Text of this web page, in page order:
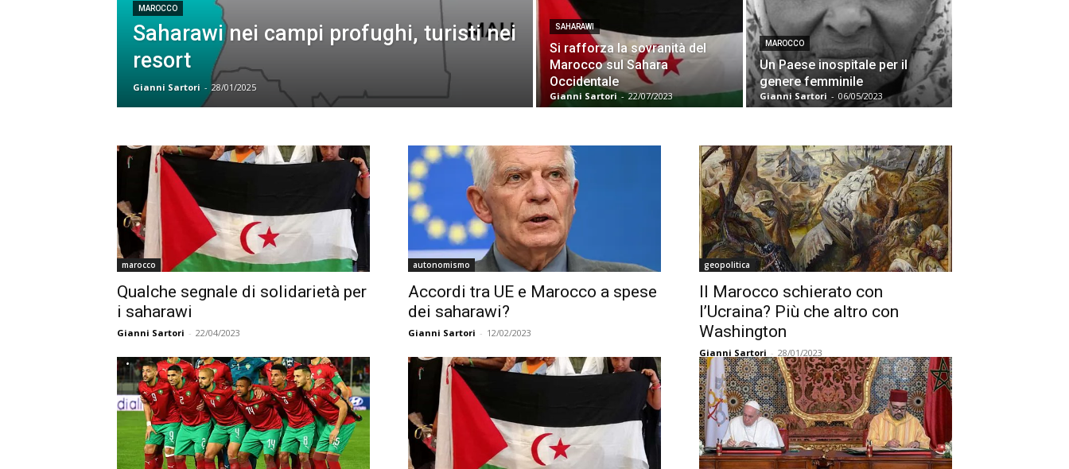
MAROCCO
Saharawi nei campi profughi, turisti nei
resort
Gianni Sartori - 28/01/2025
SAHARAWI
Si rafforza la sovranità del
Marocco sul Sahara
Occidentale
Gianni Sartori - 22/07/2023
MAROCCO
Un Paese inospitale per il
genere femminile
Gianni Sartori - 06/05/2023
marocco
Qualche segnale di solidarietà per
i saharawi
Gianni Sartori - 22/04/2023
autonomismo
Accordi tra UE e Marocco a spese
dei saharawi?
Gianni Sartori - 12/02/2023
geopolitica
Il Marocco schierato con
l’Ucraina? Più che altro con
Washington
Gianni Sartori - 28/01/2023